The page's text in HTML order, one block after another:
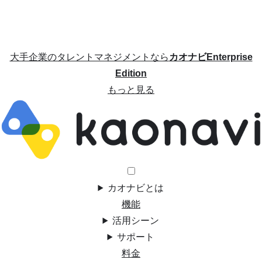
大手企業のタレントマネジメントならカオナビEnterprise
Edition
もっと見る
カオナビとは
機能
活用シーン
サポート
料金